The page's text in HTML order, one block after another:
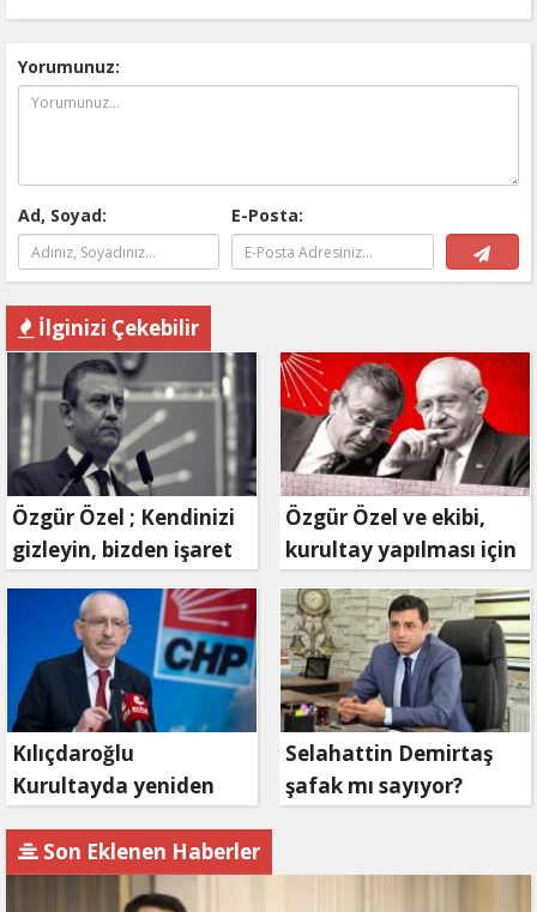
Yorumunuz:
Ad, Soyad: E-Posta:
İlginizi Çekebilir
Özgür Özel ; Kendinizi
gizleyin, bizden işaret
bekleyin
Özgür Özel ve ekibi,
kurultay yapılması için
mahkemeye
başvuruyor
Kılıçdaroğlu
Kurultayda yeniden
Selahattin Demirtaş
şafak mı sayıyor?
Son Eklenen Haberler